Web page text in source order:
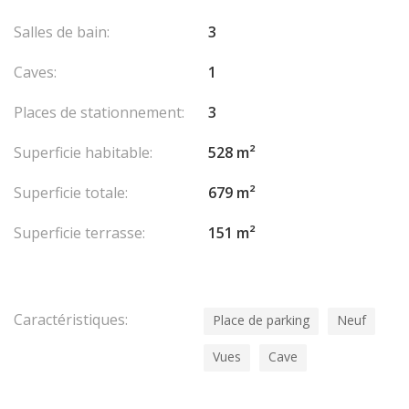
Salles de bain:
3
Caves:
1
Places de stationnement:
3
Superficie habitable:
528 m²
Superficie totale:
679 m²
Superficie terrasse:
151 m²
Caractéristiques: Place de parking Neuf
Vues Cave